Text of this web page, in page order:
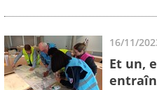
16/11/
Et un,